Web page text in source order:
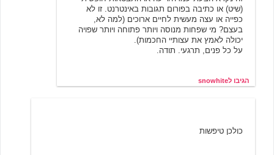
(שיט) או כתיבה בפורום תגובות באינטרנט. זו לא
כפייה או עצה מעשית לחיים ארוכים (למה לא,
בעצם? מי שפחות מנוסה ויותר פתוחה ויותר שפויה
יכולה לאמץ את עצותיי החכמות).
על כל פנים, תרגעי. תודה.
הגיבו לsnowhite
כולכן טיפשות